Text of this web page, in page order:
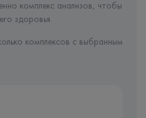
комплекс анализов, чтобы
здоровья.
комплексов с выбранным